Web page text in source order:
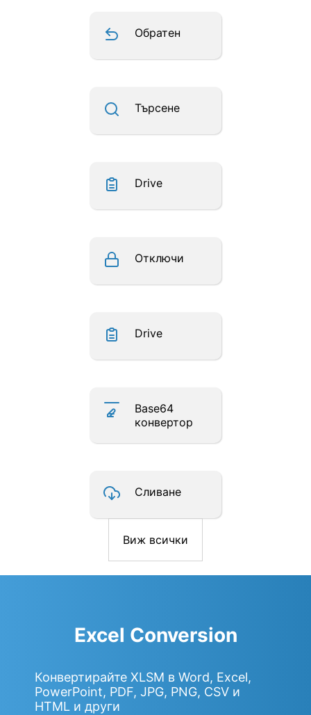
Обратен
Търсене
Drive
Отключи
Drive
Base64
конвертор
Сливане
Виж всички
Excel Conversion
Конвертирайте XLSM в Word, Excel,
PowerPoint, PDF, JPG, PNG, CSV и
HTML и други